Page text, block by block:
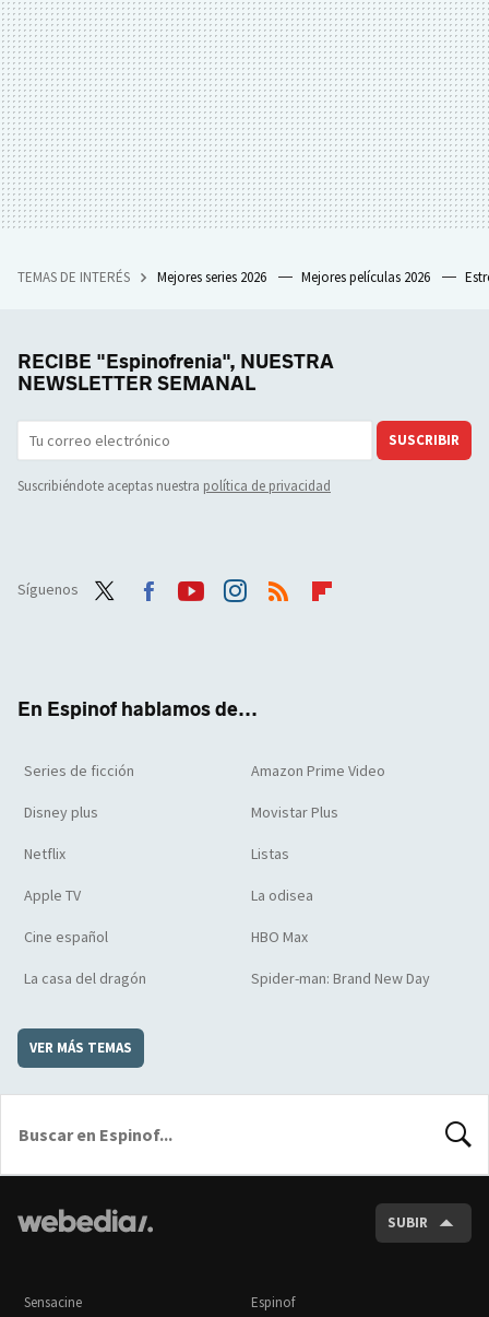
TEMAS DE INTERÉS Mejores series 2026 Mejores películas 2026
RECIBE "Espinofrenia", NUESTRA
NEWSLETTER SEMANAL
SUSCRIBIR
Suscribiéndote aceptas nuestra política de privacidad
Síguenos
En Espinof hablamos de...
Series de ficción Amazon Prime Video
Disney plus Movistar Plus
Netflix Listas
Apple TV La odisea
Cine español HBO Max
La casa del dragón Spider-man: Brand New Day
VER MÁS TEMAS
SUBIR
Sensacine Espinof